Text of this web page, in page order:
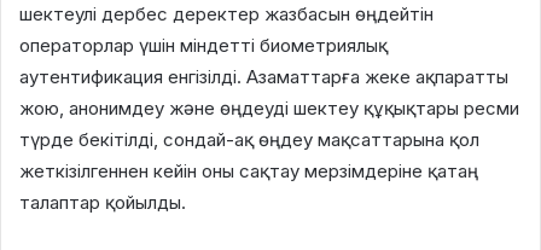
шектеулі дербес деректер жазбасын өңдейтін
операторлар үшін міндетті биометриялық
аутентификация енгізілді. Азаматтарға жеке ақпаратты
жою, анонимдеу және өңдеуді шектеу құқықтары ресми
түрде бекітілді, сондай-ақ өңдеу мақсаттарына қол
жеткізілгеннен кейін оны сақтау мерзімдеріне қатаң
талаптар қойылды.